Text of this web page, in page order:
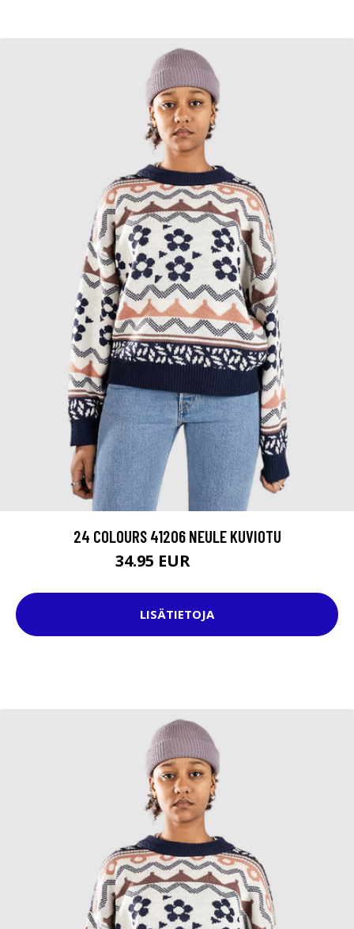
24 COLOURS 41206 NEULE KUVIOTU
34.95 EUR
LISÄTIETOJA